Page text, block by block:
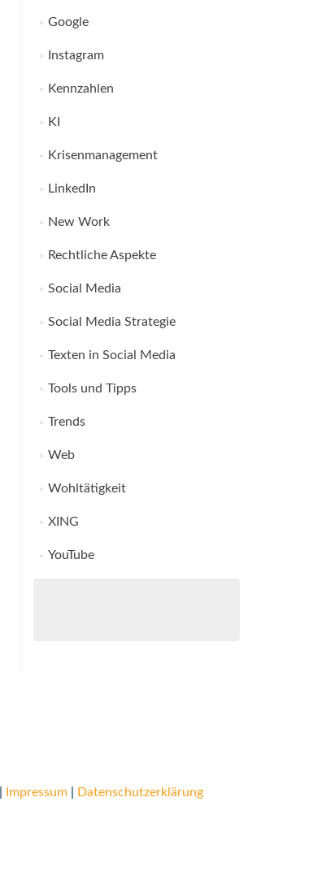
Google
Instagram
Kennzahlen
KI
Krisenmanagement
LinkedIn
New Work
Rechtliche Aspekte
Social Media
Social Media Strategie
Texten in Social Media
Tools und Tipps
Trends
Web
Wohltätigkeit
XING
YouTube
Impressum|
Datenschutzerklärung